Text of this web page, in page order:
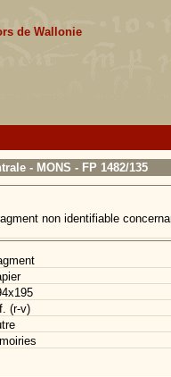
de Wallonie
- MONS - FP 1482/135
non identifiable
(r-v)